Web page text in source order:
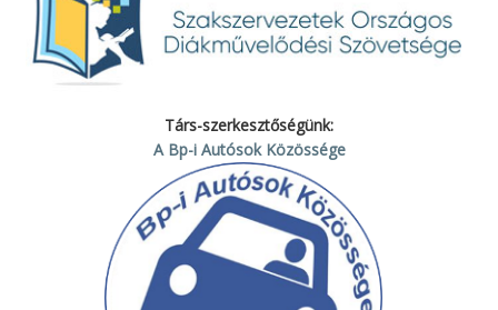
Társ-szerkesztőségünk:
A Bp-i Autósok Közössége